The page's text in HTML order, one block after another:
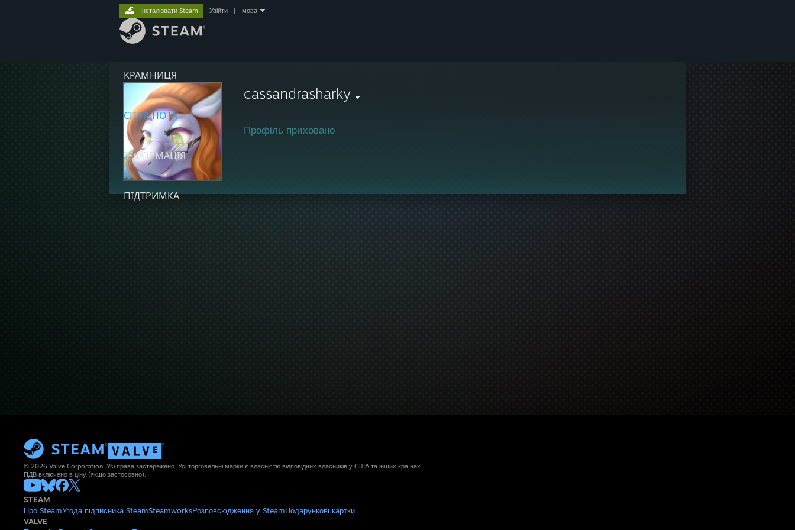
КРАМНИЦЯ
СПІЛЬНОТА
ІНФОРМАЦІЯ
ПІДТРИМКА
Інсталювати Steam Увійти мова
cassandrasharky
Профіль приховано
© 2026 Valve Corporation. Усі права застережено. Усі торговельні марки є власністю відповідних власників у США та інших країнах.
ПДВ включено в ціну (якщо застосовно).
STEAM
Про SteamУгода підписника SteamSteamworksРозповсюдження у SteamПодарункові картки
VALVE